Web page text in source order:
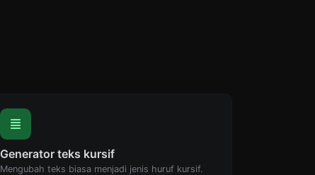
Generator teks kursif
Mengubah teks biasa menjadi jenis huruf kursif.